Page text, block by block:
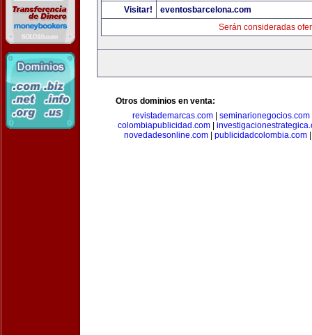
Visitar!
eventosbarcelona.com
Serán consideradas
Otros dominios en venta:
revistademarcas.com
seminarionegocios.com
colombiapublicidad.com
novedadesonline.com
publicidadcolombia.com